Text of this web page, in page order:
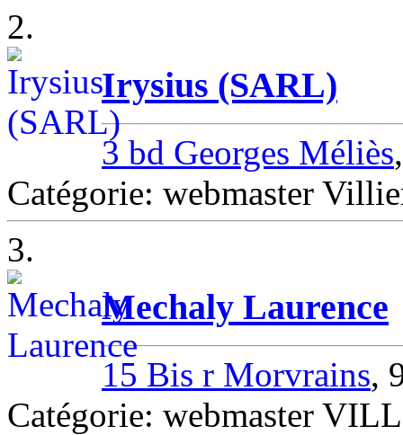
2.
Irysius (SARL)
3 bd Georges Méliès
Catégorie: webmaster
3.
Mechaly Laurence
15 Bis r Morvrains,
Catégorie: webmaster